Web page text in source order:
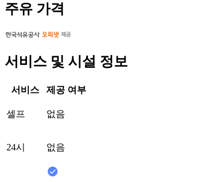
주유 가격
서비스 및 시설 정보
서비스 제공 여부
셀프 없음
24시 없음